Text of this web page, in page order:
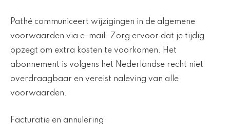
Pathé communiceert wijzigingen in de algemene
voorwaarden via e-mail. Zorg ervoor dat je tijdig
opzegt om extra kosten te voorkomen. Het
abonnement is volgens het Nederlandse recht niet
overdraagbaar en vereist naleving van alle
voorwaarden.
Facturatie en annulering